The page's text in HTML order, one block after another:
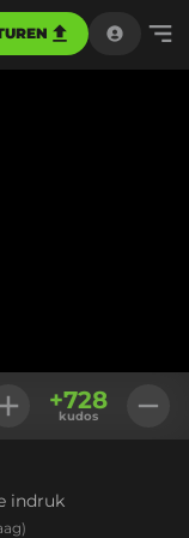
+728
kudos
indruk